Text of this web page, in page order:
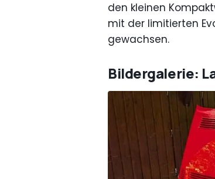
den kleinen
mit der limitierten
gewachsen.
Bildergalerie: